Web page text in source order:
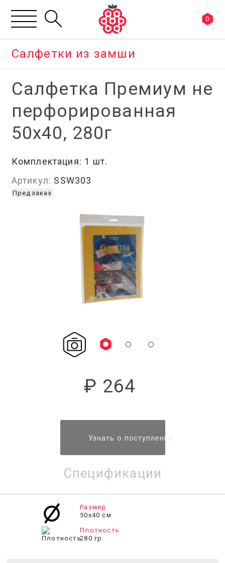
0
Салфетки из замши
Салфетка Премиум не
перфорированная
50x40, 280г
Комплектация: 1 шт.
Артикул: SSW303
Предзаказ
₽ 264
Узнать о поступлении
Спецификации
Размер
50х40 см
Плотность
280 гр.